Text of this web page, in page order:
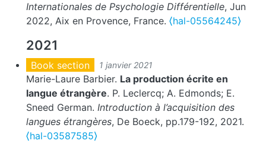
Internationales de Psychologie Différentielle, Jun
2022, Aix en Provence, France. ⟨hal-05564245⟩
2021
Book section 1 janvier 2021
Marie-Laure Barbier. La production écrite en
langue étrangère. P. Leclercq; A. Edmonds; E.
Sneed German. Introduction à l’acquisition des
langues étrangères, De Boeck, pp.179-192, 2021.
⟨hal-03587585⟩